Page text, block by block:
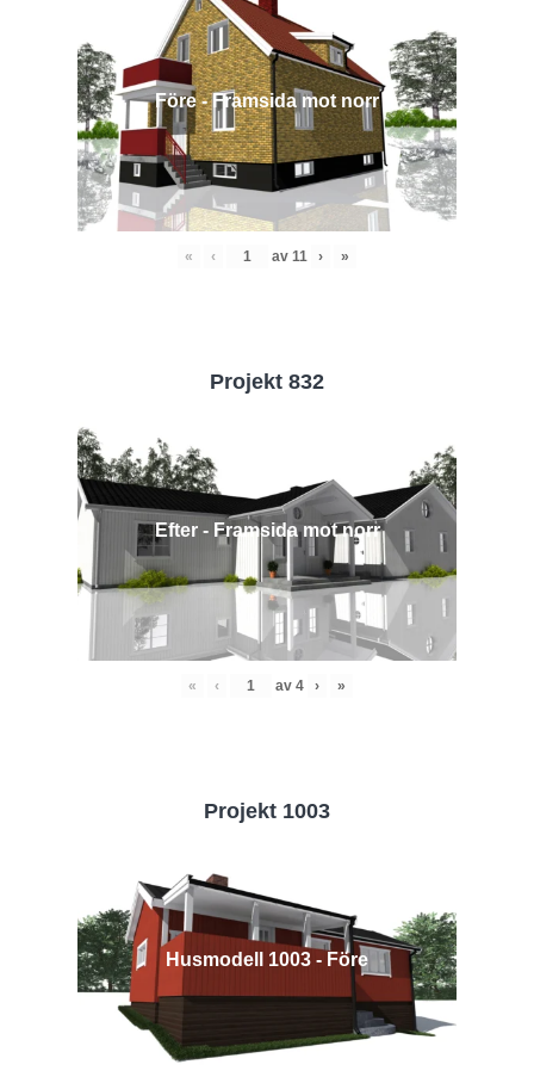
Före - Framsida mot norr
« ‹ av 11 › »
Projekt 832
Efter - Framsida mot norr
« ‹ av 4 › »
Projekt 1003
Husmodell 1003 - Före